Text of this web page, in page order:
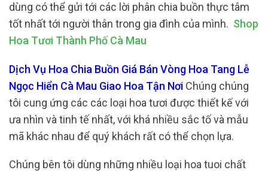
dùng có thể gửi tới các lời phân chia buồn thực tâm
tốt nhất tới người thân trong gia đình của mình. Shop
Hoa Tươi Thành Phố Cà Mau
Dịch Vụ Hoa Chia Buồn Giá Bán Vòng Hoa Tang Lễ
Ngọc Hiển Cà Mau Giao Hoa Tận Nơi Chúng chúng
tôi cung ứng các các loại hoa tươi được thiết kế với
ưa nhìn và tinh tế nhất, với khá nhiều sắc tố và mẫu
mã khác nhau để quý khách rất có thể chọn lựa.
Chúng bên tôi dùng những nhiều loại hoa tuoi chất